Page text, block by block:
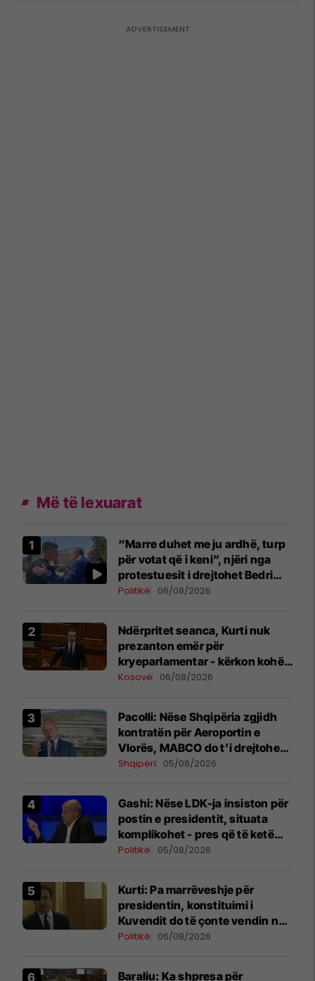
Më të lexuarat
“Marre duhet me ju ardhë, turp
për votat që i keni”, njëri nga
protestuesit i drejtohet Bedri
Hamzës
Politikë 06/08/2026
Ndërpritet seanca, Kurti nuk
prezanton emër për
kryeparlamentar - kërkon kohë
shtesë për marrëveshje politike
Kosovë 06/08/2026
Pacolli: Nëse Shqipëria zgjidh
kontratën për Aeroportin e
Vlorës, MABCO do t’i drejtohet
arbitrazhit ndërkombëtar
Shqipëri 05/08/2026
Gashi: Nëse LDK-ja insiston për
postin e presidentit, situata
komplikohet - pres që të ketë
lëshim
Politikë 05/08/2026
Kurti: Pa marrëveshje për
presidentin, konstituimi i
Kuvendit do të çonte vendin në
zgjedhje të reja
Politikë 06/08/2026
Baraliu: Ka shpresa për